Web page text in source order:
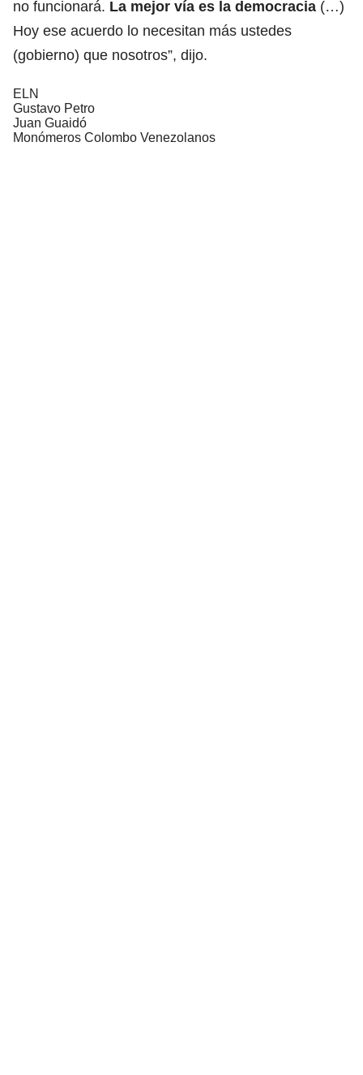
no funcionará. La mejor vía es la democracia (…)
Hoy ese acuerdo lo necesitan más ustedes
(gobierno) que nosotros”, dijo.
ELN
Gustavo Petro
Juan Guaidó
Monómeros Colombo Venezolanos